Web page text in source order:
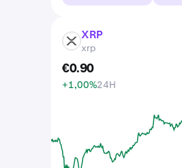
XRP XRP
xrp
€0.90
+1,00%24H